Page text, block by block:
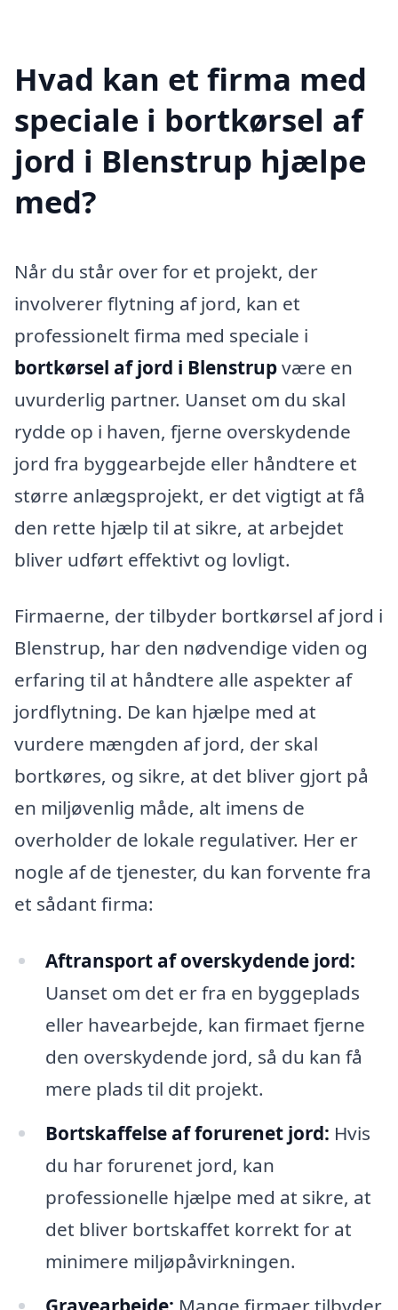
Hvad kan et firma med
speciale i bortkørsel af
jord i Blenstrup hjælpe
med?
Når du står over for et projekt, der
involverer flytning af jord, kan et
professionelt firma med speciale i
bortkørsel af jord i Blenstrupvære en
uvurderlig partner. Uanset om du skal
rydde op i haven, fjerne overskydende
jord fra byggearbejde eller håndtere et
større anlægsprojekt, er det vigtigt at få
den rette hjælp til at sikre, at arbejdet
bliver udført effektivt og lovligt.
Firmaerne, der tilbyder bortkørsel af jord i
Blenstrup, har den nødvendige viden og
erfaring til at håndtere alle aspekter af
jordflytning. De kan hjælpe med at
vurdere mængden af jord, der skal
bortkøres, og sikre, at det bliver gjort på
en miljøvenlig måde, alt imens de
overholder de lokale regulativer. Her er
nogle af de tjenester, du kan forvente fra
et sådant firma:
Aftransport af overskydende jord:
Uanset om det er fra en byggeplads
eller havearbejde, kan firmaet fjerne
den overskydende jord, så du kan få
mere plads til dit projekt.
Bortskaffelse af forurenet jord: Hvis
du har forurenet jord, kan
professionelle hjælpe med at sikre, at
det bliver bortskaffet korrekt for at
minimere miljøpåvirkningen.